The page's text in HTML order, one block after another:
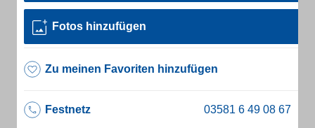
Fotos hinzufügen
Zu meinen Favoriten hinzufügen
Festnetz